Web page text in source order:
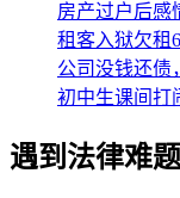
房产过户后感
租客入狱欠租
公司没钱还债
初中生课间打
遇到法律难